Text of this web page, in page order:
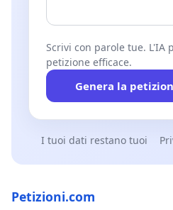
Scrivi con parole tue. L'IA
petizione efficace.
Genera la
I tuoi dati restano tuoi
Petizioni.com